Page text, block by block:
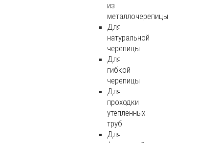
из
металлочерепицы
Для
натуральной
черепицы
Для
гибкой
черепицы
Для
проходки
утепленных
труб
Для